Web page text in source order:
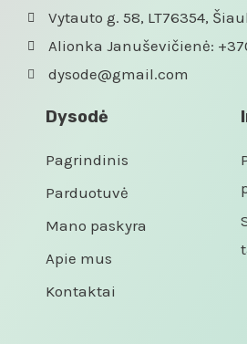
Vytauto g. 58, LT76354,
Alionka Januševičienė:
dysode@gmail.com
Dysodė
Pagrindinis
Parduotuvė
Mano paskyra
Apie mus
Kontaktai